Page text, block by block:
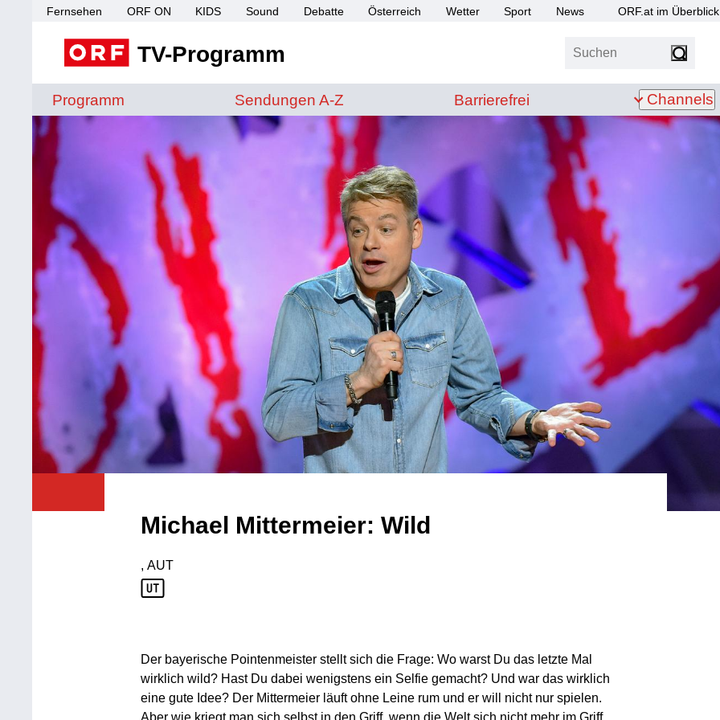
Fernsehen ORF ON KIDS Sound Debatte Österreich Wetter Sport News ORF.at im Überblick
TV-Programm Suchen
Programm Sendungen von A bis Z
Sendungen A-Z Barrierefrei
Barrierefrei Channels
Michael Mittermeier: Wild
Produktionsland: AUT
, AUT
Der bayerische Pointenmeister stellt sich die Frage: Wo warst Du das letzte Mal
wirklich wild? Hast Du dabei wenigstens ein Selfie gemacht? Und war das wirklich
eine gute Idee? Der Mittermeier läuft ohne Leine rum und er will nicht nur spielen.